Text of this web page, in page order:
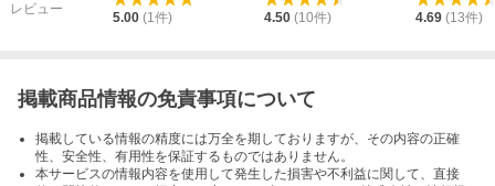
レビュー
5.00 (1件) 4.50 (10件) 4.69 (13件)
掲載商品情報の免責事項について
掲載している情報の精度には万全を期しておりますが、その内容の正確
性、安全性、有用性を保証するものではありません。
本サービスの情報内容を使用して発生した損害や不利益に関して、直接